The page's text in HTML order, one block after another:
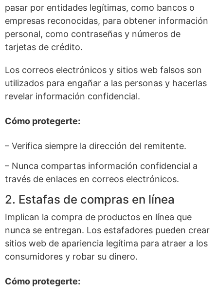
pasar por entidades legítimas, como bancos o
empresas reconocidas, para obtener información
personal, como contraseñas y números de
tarjetas de crédito.
Los correos electrónicos y sitios web falsos son
utilizados para engañar a las personas y hacerlas
revelar información confidencial.
Cómo protegerte:
– Verifica siempre la dirección del remitente.
– Nunca compartas información confidencial a
través de enlaces en correos electrónicos.
2. Estafas de compras en línea
Implican la compra de productos en línea que
nunca se entregan. Los estafadores pueden crear
sitios web de apariencia legítima para atraer a los
consumidores y robar su dinero.
Cómo protegerte: